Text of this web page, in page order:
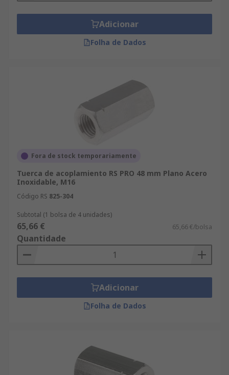
Adicionar
Folha de Dados
Fora de stock temporariamente
Tuerca de acoplamiento RS PRO 48 mm Plano Acero
Inoxidable, M16
Código RS 825-304
Subtotal (1 bolsa de 4 unidades)
65,66 € 65,66 €/bolsa
Quantidade
Adicionar
Folha de Dados